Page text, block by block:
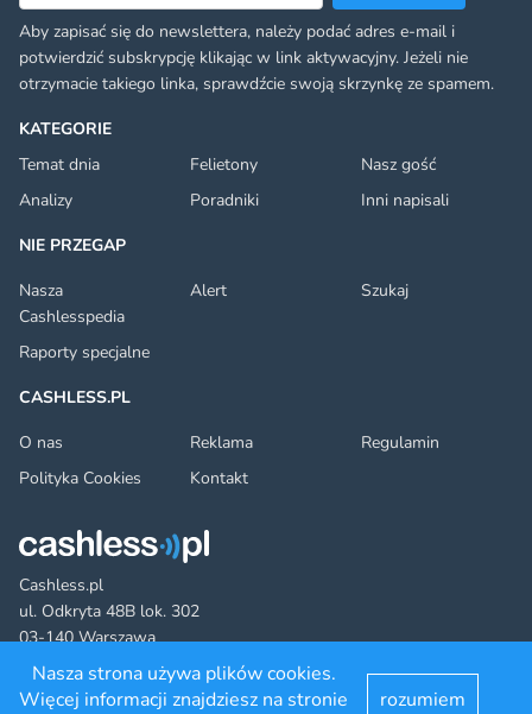
Cashless.pl
ul. Odkryta 48B lok. 302
03-140 Warszawa
KATEGORIE
Temat dnia
Felietony
Nasz gość
Analizy
Poradniki
Inni napisali
NIE PRZEGAP
Nasza
Cashlesspedia
Alert Szukaj
Raporty specjalne
CASHLESS.PL
O nas
Reklama
Regulamin
Polityka Cookies
Kontakt
Aby zapisać się do newslettera, należy podać adres e-mail i
potwierdzić subskrypcję klikając w link aktywacyjny. Jeżeli nie
otrzymacie takiego linka, sprawdźcie swoją skrzynkę ze spamem.
Nasza strona używa plików cookies.
Więcej informacji znajdziesz na stronie
rozumiem